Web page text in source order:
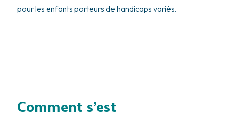
pour les enfants porteurs de handicaps variés.
Comment s’est